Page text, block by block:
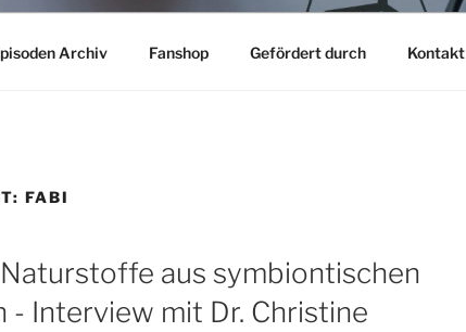
Archiv Fanshop Gefördert durch Kontakt
FABI
aus symbiontischen
- Interview mit Dr. Christine